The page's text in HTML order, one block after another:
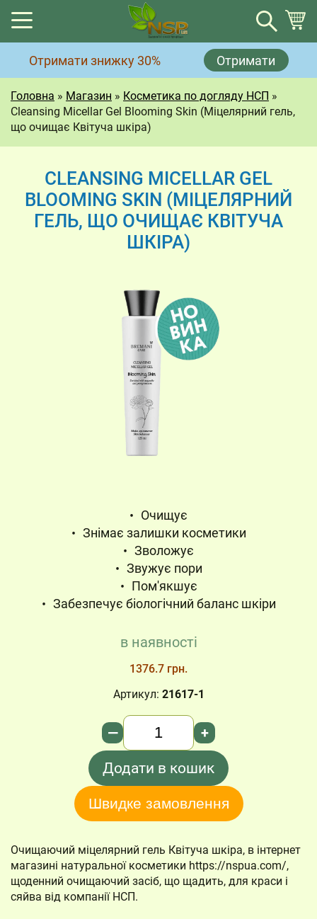
Отримати знижку 30% Отримати
Головна » Магазин » Косметика по догляду НСП »
Cleansing Micellar Gel Blooming Skin (Міцелярний гель,
що очищає Квітуча шкіра)
CLEANSING MICELLAR GEL
BLOOMING SKIN (МІЦЕЛЯРНИЙ
ГЕЛЬ, ЩО ОЧИЩАЄ КВІТУЧА
ШКІРА)
Очищує
Знімає залишки косметики
Зволожує
Звужує пори
Пом'якшує
Забезпечує біологічний баланс шкіри
в наявності
1376.7 грн.
Артикул: 21617-1
Кількість
— +
Додати в кошик
Швидке замовлення
Очищаючий міцелярний гель Квітуча шкіра, в інтернет
магазині натуральної косметики https://nspua.com/,
щоденний очищаючий засіб, що щадить, для краси і
сяйва від компанії НСП.
Кошик
Немає товарів у кошику.